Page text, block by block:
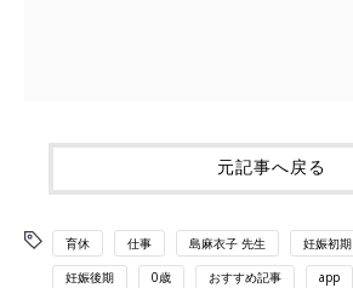
元記事へ戻る
育休 仕事 島麻衣子 先生 妊娠初期
妊娠後期 0歳 おすすめ記事 app